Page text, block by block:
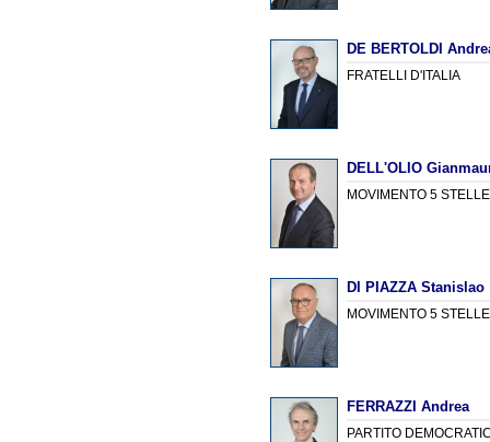
DE BERTOLDI
FRATELLI D'ITALIA
DELL'OLIO
MOVIMENTO 5 STELLE
DI PIAZZA Stanislao
MOVIMENTO 5 STELLE
FERRAZZI Andrea
PARTITO